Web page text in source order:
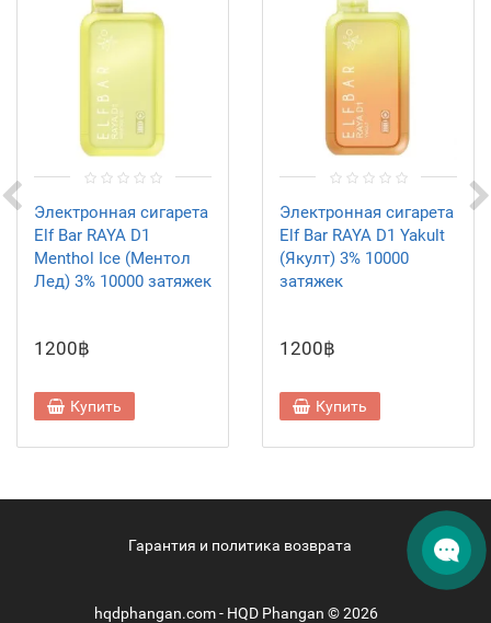
Электронная сигарета
Elf Bar RAYA D1
Menthol Ice (Ментол
Лед) 3% 10000 затяжек
1200฿
Купить
Электронная сигарета
Elf Bar RAYA D1 Yakult
(Якулт) 3% 10000
затяжек
1200฿
Купить
Гарантия и политика возврата
hqdphangan.com - HQD Phangan © 2026